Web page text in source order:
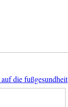
die fußgesundheit